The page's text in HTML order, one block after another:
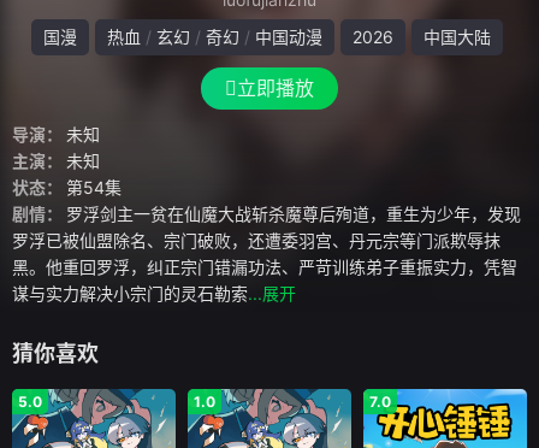
国漫
热血 玄幻 奇幻 中国动漫 2026 中国大陆
立即播放
导演： 未知
主演： 未知
状态： 第54集
剧情： 罗浮剑主一贫在仙魔大战斩杀魔尊后殉道，重生为少年，发现
罗浮已被仙盟除名、宗门破败，还遭委羽宫、丹元宗等门派欺辱抹
黑。他重回罗浮，纠正宗门错漏功法、严苛训练弟子重振实力，凭智
谋与实力解决小宗门的灵石勒索...展开
猜你喜欢
5.0 1.0 7.0